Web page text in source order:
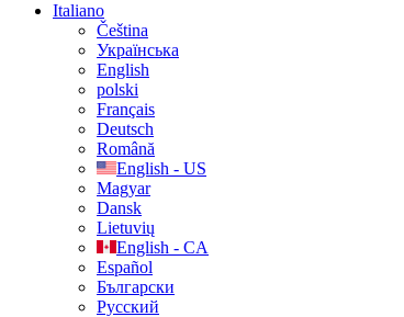
Italiano
Čeština
Українська
English
polski
Français
Deutsch
Română
English - US
Magyar
Dansk
Lietuvių
English - CA
Español
Български
Русский